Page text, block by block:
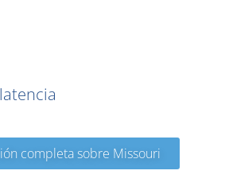
completa sobre Missouri